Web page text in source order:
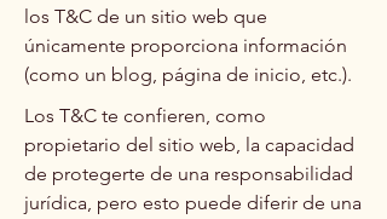
los T&C de un sitio web que
únicamente proporciona información
(como un blog, página de inicio, etc.).
Los T&C te confieren, como
propietario del sitio web, la capacidad
de protegerte de una responsabilidad
jurídica, pero esto puede diferir de una